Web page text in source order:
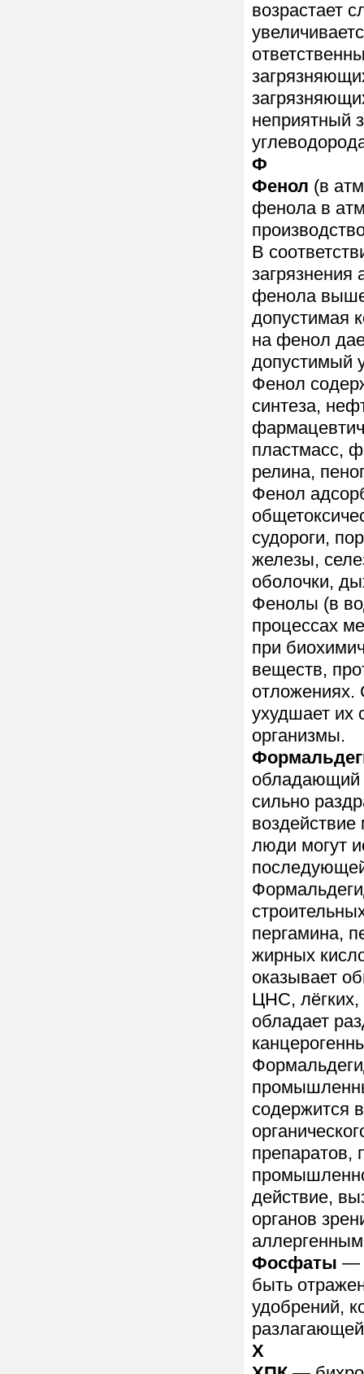
возрастает
неприятный
Ф
Фенол (в
фенола в
В
фенола
допустимая
на фенол
допустимый
Фенол
синтеза,
пластмасс,
релина,
Фенол
судороги,
железы,
оболочки,
Фенолы (в
процессах
при
веществ,
отложениях.
ухудшает их
организмы.
обладающий
сильно
воздействие
люди могут
пергамина,
жирных
оказывает
ЦНС, лёгких,
обладает
содержится
препаратов,
действие,
органов
Фосфаты —
быть
удобрений,
Х